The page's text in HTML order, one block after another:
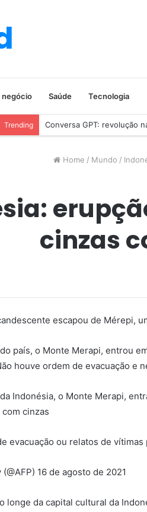
negócio Saúde Tecnologia
Trending Conversa GPT: revolução
Home / Mundo /
cinzas
escapou de Mérepi,
país, o Monte Merapi, entrou
houve ordem de evacuação e
Indonésia, o Monte Merapi,
cinzas
evacuação ou relatos de
16 de agosto de 2021
longe da capital cultural da